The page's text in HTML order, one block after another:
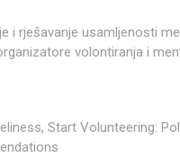
i rješavanje usamljenosti
volontiranja i
Start Volunteering: